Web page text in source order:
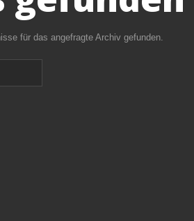
für das angefragte Archiv gefunden.